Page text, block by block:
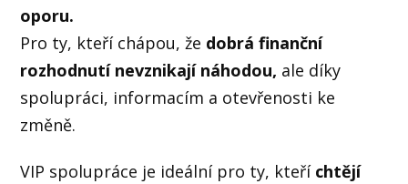
oporu.
Pro ty, kteří chápou, že dobrá finanční
rozhodnutí nevznikají náhodou, ale díky
spolupráci, informacím a otevřenosti ke
změně.
VIP spolupráce je ideální pro ty, kteří chtějí